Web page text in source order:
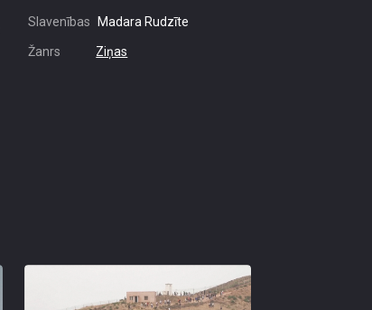
Slavenības Madara Rudzīte
Žanrs Ziņas